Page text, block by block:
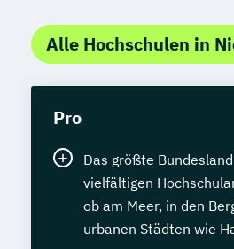
Alle Hochschulen in
Pro
Das größte
vielfältigen
ob am Meer, in den
urbanen Städten wie